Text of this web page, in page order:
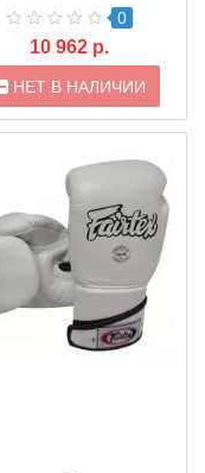
0
10 962 р.
НЕТ В НАЛИЧИИ